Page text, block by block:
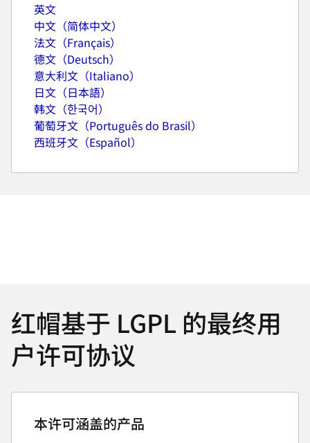
英文
中文（简体中文）
法文（Français）
德文（Deutsch）
意大利文（Italiano）
日文（日本語）
韩文（한국어）
葡萄牙文（Português do Brasil）
西班牙文（Español）
红帽基于 LGPL 的最终用
户许可协议
本许可涵盖的产品